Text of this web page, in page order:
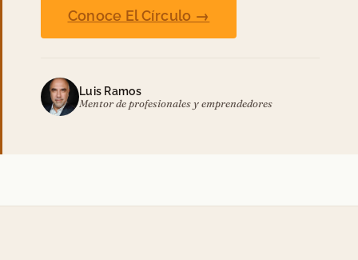
Conoce El Círculo →
Luis Ramos
Mentor de profesionales y emprendedores